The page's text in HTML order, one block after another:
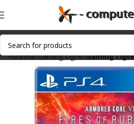
Početna Gaming i igre Gaming i